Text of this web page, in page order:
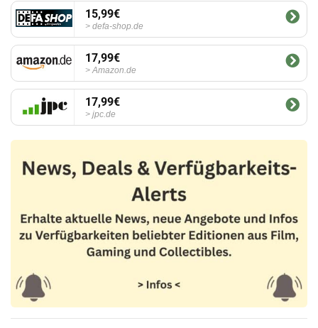
15,99€
defa-shop.de
17,99€
Amazon.de
17,99€
jpc.de